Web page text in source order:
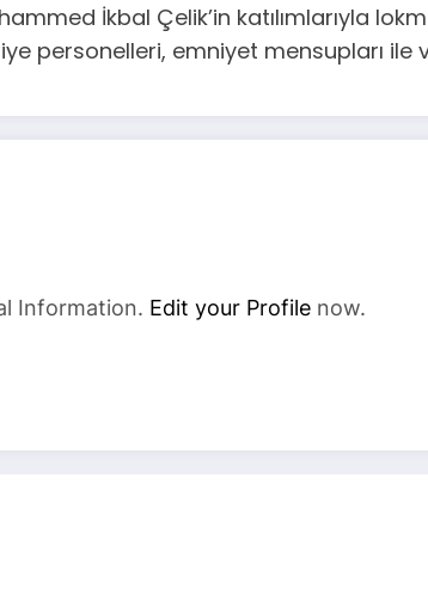
İkbal Çelik’in katılımlarıyla
personelleri, emniyet mensupları ile
Information. Edit your Profile now.